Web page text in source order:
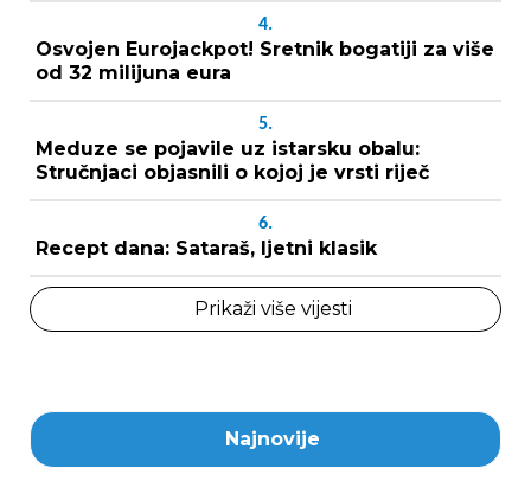
4.
Osvojen Eurojackpot! Sretnik bogatiji za više
od 32 milijuna eura
5.
Meduze se pojavile uz istarsku obalu:
Stručnjaci objasnili o kojoj je vrsti riječ
6.
Recept dana: Sataraš, ljetni klasik
Prikaži više vijesti
Najnovije